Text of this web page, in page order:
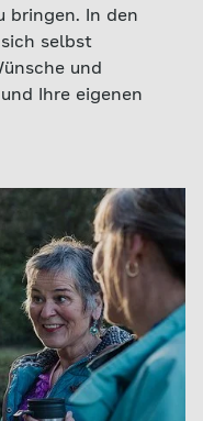
bringen. In den
selbst
und
Ihre eigenen